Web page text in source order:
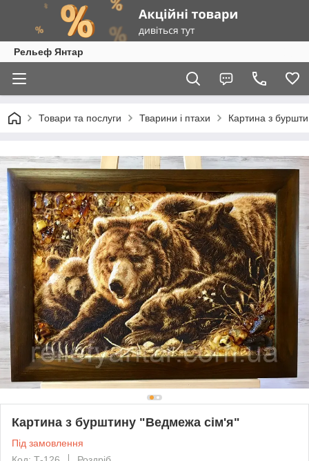
Рельеф Янтар
Товари та послуги Тварини і птахи Картина з
Картина з бурштину "Ведмежа сім'я"
Під замовлення